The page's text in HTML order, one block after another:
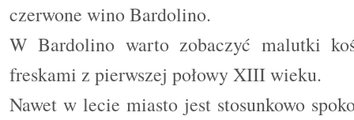
czerwone wino Bardolino.
W Bardolino warto zobaczyć malutki
freskami z pierwszej połowy XIII wieku.
Nawet w lecie miasto jest stosunkowo